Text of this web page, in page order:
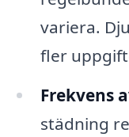
variera.
fler
Frekvens
städning